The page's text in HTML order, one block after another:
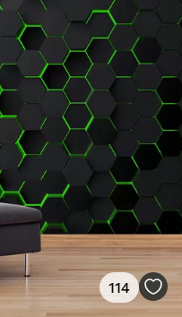
114